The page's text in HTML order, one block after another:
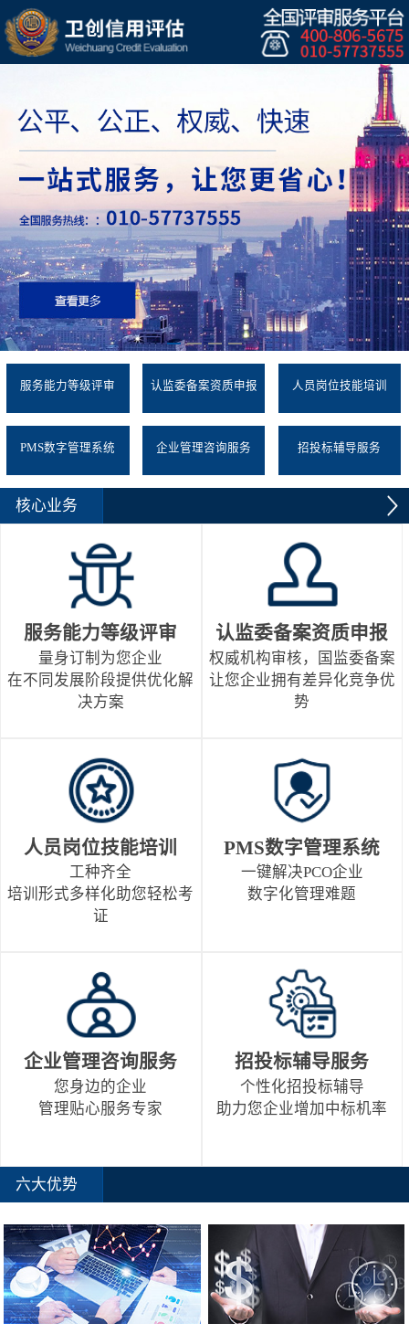
服务能力等级评审 认监委备案资质申报 人员岗位技能培训
PMS数字管理系统 企业管理咨询服务 招投标辅导服务
核心业务
服务能力等级评审
量身订制为您企业
在不同发展阶段提供优化解
决方案
认监委备案资质申报
权威机构审核，国监委备案
让您企业拥有差异化竞争优
势
人员岗位技能培训
工种齐全
培训形式多样化助您轻松考
证
PMS数字管理系统
一键解决PCO企业
数字化管理难题
企业管理咨询服务
您身边的企业
管理贴心服务专家
招投标辅导服务
个性化招投标辅导
助力您企业增加中标机率
六大优势